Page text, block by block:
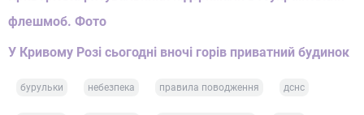
флешмоб. Фото
У Кривому Розі сьогодні вночі горів приватний будинок
бурульки небезпека правила поводження дснс